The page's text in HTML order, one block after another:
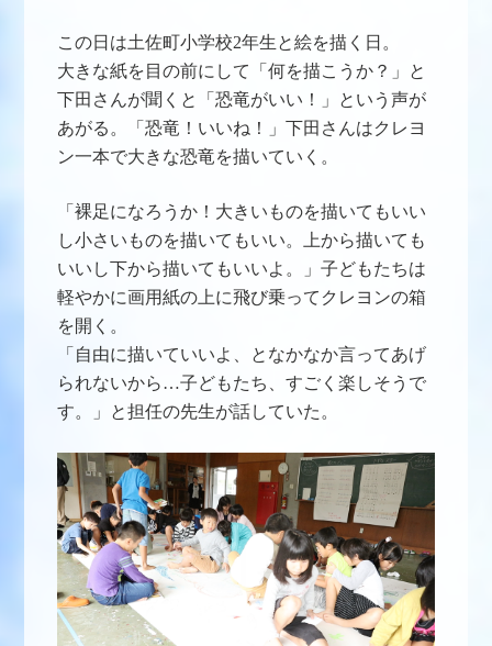
この日は土佐町小学校2年生と絵を描く日。
大きな紙を目の前にして「何を描こうか？」と
下田さんが聞くと「恐竜がいい！」という声が
あがる。「恐竜！いいね！」下田さんはクレヨ
ン一本で大きな恐竜を描いていく。
「裸足になろうか！大きいものを描いてもいい
し小さいものを描いてもいい。上から描いても
いいし下から描いてもいいよ。」子どもたちは
軽やかに画用紙の上に飛び乗ってクレヨンの箱
を開く。
「自由に描いていいよ、となかなか言ってあげ
られないから…子どもたち、すごく楽しそうで
す。」と担任の先生が話していた。